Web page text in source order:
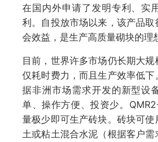
在国内外申请了发明专利、实
利。自投放市场以来，该产品
会效益，是生产高质量砌块的理
目前，世界许多市场仍长期大
仅耗时费力，而且生产效率低
据非洲市场需求开发的新型设
单、操作方便、投资少。
量极少即可生产砖块。砖块可
土或粘土混合水泥（根据客户